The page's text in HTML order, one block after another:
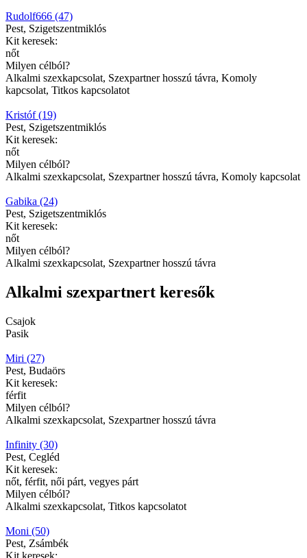
Rudolf666 (47)
Pest, Szigetszentmiklós
Kit keresek:
nőt
Milyen célból?
Alkalmi szexkapcsolat, Szexpartner hosszú távra, Komoly
kapcsolat, Titkos kapcsolatot
Kristóf (19)
Pest, Szigetszentmiklós
Kit keresek:
nőt
Milyen célból?
Alkalmi szexkapcsolat, Szexpartner hosszú távra, Komoly kapcsolat
Gabika (24)
Pest, Szigetszentmiklós
Kit keresek:
nőt
Milyen célból?
Alkalmi szexkapcsolat, Szexpartner hosszú távra
Alkalmi szexpartnert keresők
Csajok
Pasik
Miri (27)
Pest, Budaörs
Kit keresek:
férfit
Milyen célból?
Alkalmi szexkapcsolat, Szexpartner hosszú távra
Infinity (30)
Pest, Cegléd
Kit keresek:
nőt, férfit, női párt, vegyes párt
Milyen célból?
Alkalmi szexkapcsolat, Titkos kapcsolatot
Moni (50)
Pest, Zsámbék
Kit keresek: